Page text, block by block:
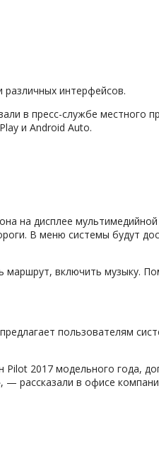
интерфейсов.
в пресс-службе местного
и Android Auto.
на дисплее
В меню системы будут
включить музыку.
пользователям
Pilot 2017 модельного года,
рассказали в офисе